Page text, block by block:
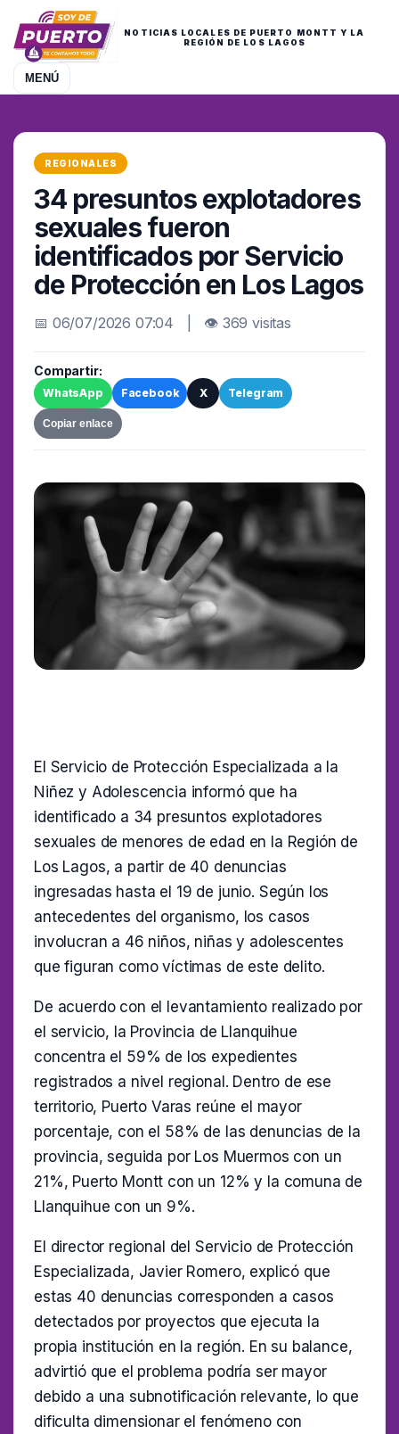
NOTICIAS LOCALES DE PUERTO MONTT Y LA
REGIÓN DE LOS LAGOS
MENÚ
REGIONALES
34 presuntos explotadores
sexuales fueron
identificados por Servicio
de Protección en Los Lagos
📅 06/07/2026 07:04 | 👁 369 visitas
Compartir:
WhatsApp Facebook X Telegram
Copiar enlace
El Servicio de Protección Especializada a la
Niñez y Adolescencia informó que ha
identificado a 34 presuntos explotadores
sexuales de menores de edad en la Región de
Los Lagos, a partir de 40 denuncias
ingresadas hasta el 19 de junio. Según los
antecedentes del organismo, los casos
involucran a 46 niños, niñas y adolescentes
que figuran como víctimas de este delito.
De acuerdo con el levantamiento realizado por
el servicio, la Provincia de Llanquihue
concentra el 59% de los expedientes
registrados a nivel regional. Dentro de ese
territorio, Puerto Varas reúne el mayor
porcentaje, con el 58% de las denuncias de la
provincia, seguida por Los Muermos con un
21%, Puerto Montt con un 12% y la comuna de
Llanquihue con un 9%.
El director regional del Servicio de Protección
Especializada, Javier Romero, explicó que
estas 40 denuncias corresponden a casos
detectados por proyectos que ejecuta la
propia institución en la región. En su balance,
advirtió que el problema podría ser mayor
debido a una subnotificación relevante, lo que
dificulta dimensionar el fenómeno con